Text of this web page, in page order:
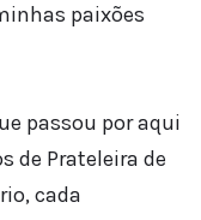
paixões
passou por aqui
de Prateleira de
cada